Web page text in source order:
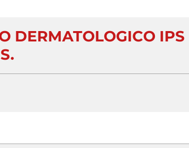
DERMATOLOGICO IPS